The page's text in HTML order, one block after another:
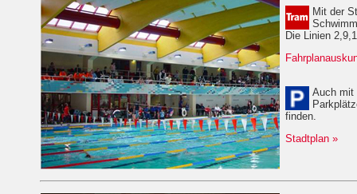
Mit der
Die Linien
Auch mit
finden.
Stadtplan »